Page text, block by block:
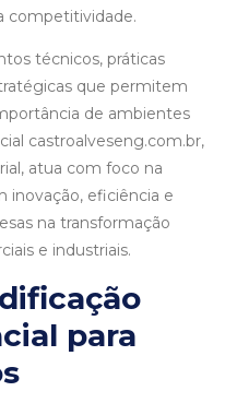
competitividade.
técnicos, práticas
que permitem
de ambientes
castroalveseng.com.br,
atua com foco na
inovação, eficiência e
na transformação
e industriais.
para